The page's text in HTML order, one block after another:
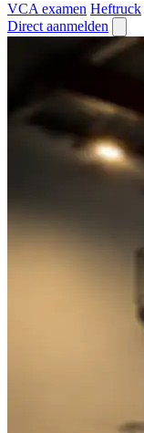
VCA examen Heftruck
Direct aanmelden